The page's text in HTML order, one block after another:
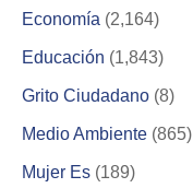
Economía (2,164)
Educación (1,843)
Grito Ciudadano (8)
Medio Ambiente (865)
Mujer Es (189)